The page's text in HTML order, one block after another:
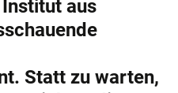
Institut aus
Statt zu warten,